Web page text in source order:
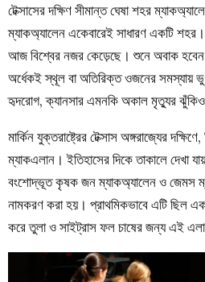
টেক্সাসের দক্ষিণ সীমান্ত ঘেষা শহর
ম্যাকঅ্যালেন একেবারেই সাধারণ একটি শহর।
আজ বিশ্বের নজর কেড়েছে। শুনে অবাক হবেন
অর্ধেকই স্থূল বা অতিরিক্ত ওজনের সমস্যায়
হৃদরোগ, ক্যানসার এমনকি অকাল মৃত্যুর ঝুঁকিও
মার্কিন যুক্তরাষ্ট্রের টেক্সাস অঙ্গরাজ্যের
ম্যাকএলান। ইতিহাসের দিকে তাকালে দেখা
বংশোদ্ভূত কৃষক জন ম্যাকঅ্যালেন ও জেমস
নামকরণ করা হয়। প্রাথমিকভাবে এটি ছিল
করে তুলা ও সাইট্রাস ফল চাষের জন্য এই